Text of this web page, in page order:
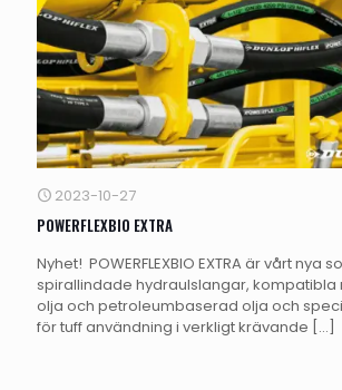
2023-10-27
POWERFLEXBIO EXTRA
Nyhet! POWERFLEXBIO EXTRA är vårt nya
spirallindade hydraulslangar,
olja och petroleumbaserad olja och
för tuff användning i verkligt krävande […]